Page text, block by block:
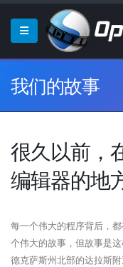
我们的故事
很久以前，
编辑器的地
每一个伟大的程序背后，
个伟大的故事，但故事是
德克萨斯州北部的达拉斯